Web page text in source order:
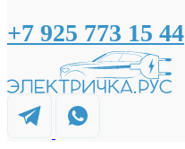
+7 925 773 15 44